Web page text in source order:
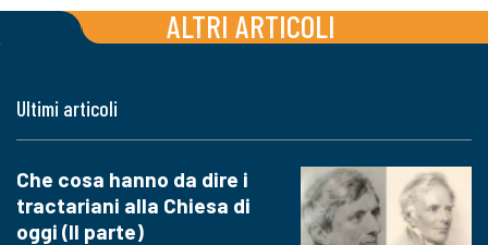
ALTRI ARTICOLI
Ultimi articoli
Che cosa hanno da dire i
tractariani alla Chiesa di
oggi (II parte)